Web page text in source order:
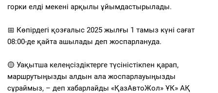
горки елді мекені арқылы ұйымдастырылады.
📅 Көпірдегі қозғалыс 2025 жылғы 1 тамыз күні сағат
08:00-де қайта ашылады деп жоспарлануда.
🟡 Уақытша келеңсіздіктерге түсіністікпен қарап,
маршрутыңызды алдын ала жоспарлауыңызды
сұраймыз, – деп хабарлайды «ҚазАвтоЖол» ҰК» АҚ